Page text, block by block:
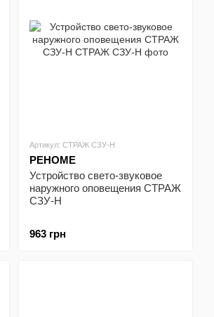
Артикул: СТРАЖ СЗУ-Н
РЕНОМЕ
Устройство свето-звуковое
наружного оповещения СТРАЖ
СЗУ-Н
963 грн